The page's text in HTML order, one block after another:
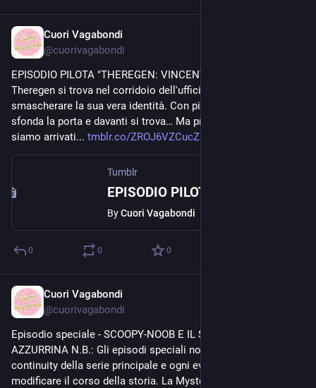
Cuori Vagabondi
@cuorivagabondi
EPISODIO PILOTA "THEREGEN: VINCENTI AVVENTURE" -
Theregen si trova nel corridoio dell'ufficio di Tizio X pronto a
smascherare la sua vera identità. Con pistola alla mano
sfonda la porta e davanti si trova… Ma prima di tutto come
siamo arrivati... tmblr.co/ZROJ6VZCucZBye00
Tumblr
ByCuori Vagabondi
0 0 0
Cuori Vagabondi
@cuorivagabondi
Episodio speciale - SCOOPY-NOOB E IL SEGRETO DI
AZZURRINA N.B.: Gli episodi speciali non seguono la
continuity della serie principale e ogni evento non andrà a
modificare il corso della storia. La Mystery Eco-Machine si